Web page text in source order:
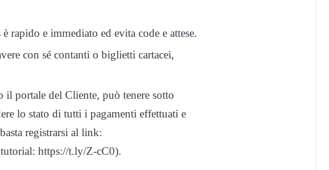
rapido e immediato ed evita code e attese.
con sé contanti o biglietti cartacei,
il portale del Cliente, può tenere sotto
lo stato di tutti i pagamenti effettuati e
registrarsi al link:
https://t.ly/Z-cC0).